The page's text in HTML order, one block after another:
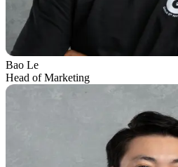
Bao Le
Head of Marketing